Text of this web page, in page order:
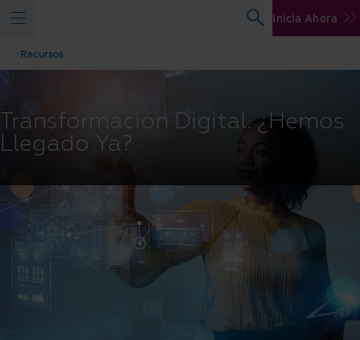
Inicia Ahora
Recursos
Transformación Digital. ¿Hemos
Llegado Ya?